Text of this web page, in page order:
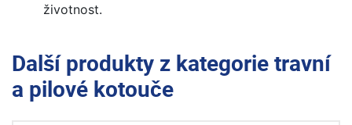
životnost.
Další produkty z kategorietravní
a pilové kotouče